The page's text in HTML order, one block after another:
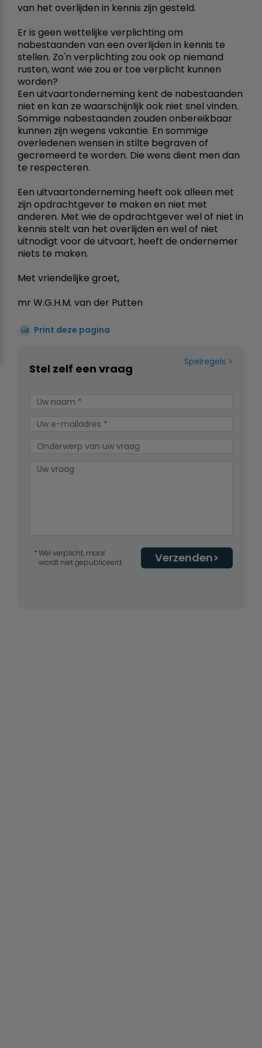
van het overlijden in kennis zijn gesteld.
Er is geen wettelijke verplichting om
nabestaanden van een overlijden in kennis te
stellen. Zo'n verplichting zou ook op niemand
rusten, want wie zou er toe verplicht kunnen
worden?
Een uitvaartonderneming kent de nabestaanden
niet en kan ze waarschijnlijk ook niet snel vinden.
Sommige nabestaanden zouden onbereikbaar
kunnen zijn wegens vakantie. En sommige
overledenen wensen in stilte begraven of
gecremeerd te worden. Die wens dient men dan
te respecteren.
Een uitvaartonderneming heeft ook alleen met
zijn opdrachtgever te maken en niet met
anderen. Met wie de opdrachtgever wel of niet in
kennis stelt van het overlijden en wel of niet
uitnodigt voor de uitvaart, heeft de ondernemer
niets te maken.
Met vriendelijke groet,
mr W.G.H.M. van der Putten
Print deze pagina
Spelregels
Stel zelf een vraag
Verzenden
Wel verplicht, maar
wordt niet gepubliceerd.